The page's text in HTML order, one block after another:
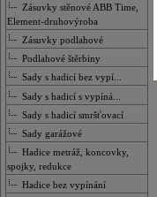
Zásuvky stěnové ABB Time,
Element-druhovýroba
Zásuvky podlahové
Podlahové štěrbiny
Sady s hadicí bez vypí...
Sady s hadicí s vypíná...
Sady s hadicí smršťovací
Sady garážové
Hadice metráž, koncovky,
spojky, redukce
Hadice bez vypínání